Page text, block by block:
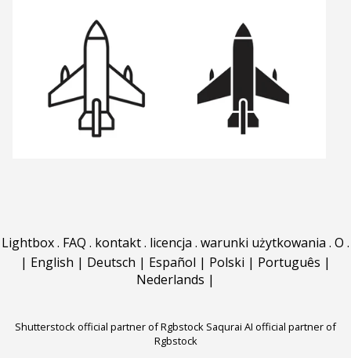
Lightbox. FAQ . kontakt. licencja . warunki użytkowania . O .
| English | Deutsch | Español | Polski | Português |
Nederlands |
Shutterstock official partner of Rgbstock Saqurai AI official partner of
Rgbstock